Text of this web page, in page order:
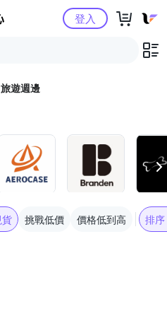
Yahoo購物中心登入
旅遊週邊
挑戰低價 價格低到高 排序